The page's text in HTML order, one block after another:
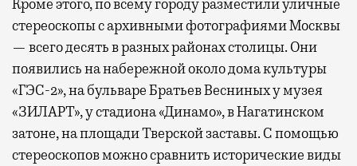
Кроме этого, по всему городу разместили уличные
стереоскопы с архивными фотографиями Москвы
— всего десять в разных районах столицы. Они
появились на набережной около дома культуры
«ГЭС-2», на бульваре Братьев Весниных у музея
«ЗИЛАРТ», у стадиона «Динамо», в Нагатинском
затоне, на площади Тверской заставы. С помощью
стереоскопов можно сравнить исторические виды